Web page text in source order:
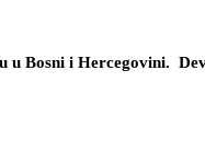
u Bosni i Hercegovini.